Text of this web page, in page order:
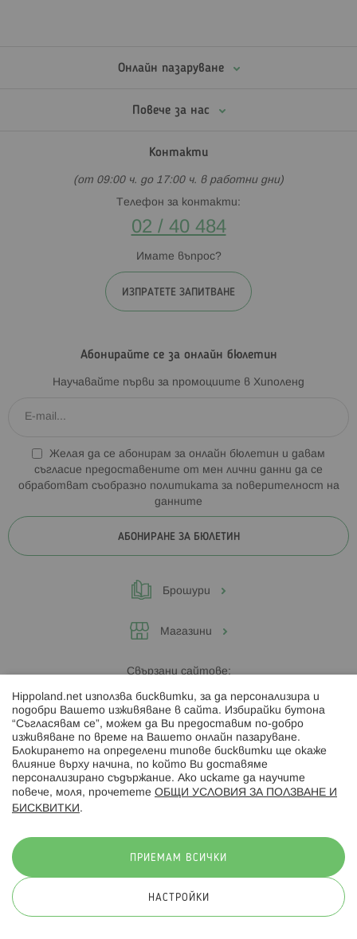
Онлайн пазаруване
Повече за нас
Контакти
(от 09:00 ч. до 17:00 ч. в работни дни)
Телефон за контакти:
02 / 40 484
Имате въпрос?
ИЗПРАТЕТЕ ЗАПИТВАНЕ
Абонирайте се за онлайн бюлетин
Научавайте първи за промоциите в Хиполенд
Желая да се абонирам за онлайн бюлетин и давам
съгласие предоставените от мен лични данни да се
обработват съобразно политиката за поверителност на
данните
АБОНИРАНЕ ЗА БЮЛЕТИН
Брошури
Магазини
Свързани сайтове:
Hippoland.ro
Последвайте ни:
© 2026 Hippoland.net. Всички права запазени
Hippoland.net използва бисквитки, за да персонализира и
подобри Вашето изживяване в сайта. Избирайки бутона
“Съгласявам се”, можем да Ви предоставим по-добро
изживяване по време на Вашето онлайн пазаруване.
Блокирането на определени типове бисквитки ще окаже
влияние върху начина, по който Ви доставяме
персонализирано съдържание. Ако искате да научите
повече, моля, прочетете ОБЩИ УСЛОВИЯ ЗА ПОЛЗВАНЕ И
БИСКВИТКИ .
ПРИЕМАМ ВСИЧКИ
НАСТРОЙКИ